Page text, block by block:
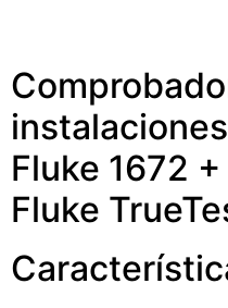
Fluke 1672
Fluke